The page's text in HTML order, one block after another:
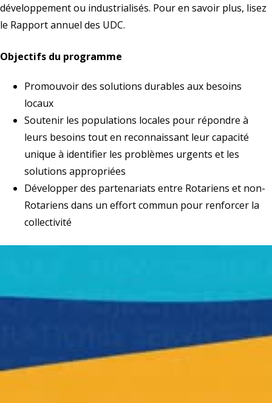
développement ou industrialisés. Pour en savoir plus, lisez
le Rapport annuel des UDC.
Objectifs du programme
Promouvoir des solutions durables aux besoins
locaux
Soutenir les populations locales pour répondre à
leurs besoins tout en reconnaissant leur capacité
unique à identifier les problèmes urgents et les
solutions appropriées
Développer des partenariats entre Rotariens et non-
Rotariens dans un effort commun pour renforcer la
collectivité